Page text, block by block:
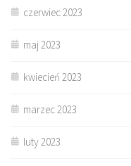
czerwiec 2023
maj 2023
kwiecień 2023
marzec 2023
luty 2023